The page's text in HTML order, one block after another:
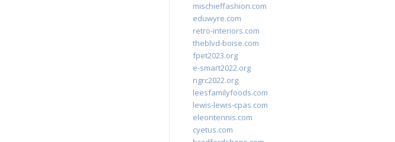
mischieffashion.com
eduwyre.com
retro-interiors.com
theblvd-boise.com
fpet2023.org
e-smart2022.org
ngrc2022.org
leesfamilyfoods.com
lewis-lewis-cpas.com
eleontennis.com
cyetus.com